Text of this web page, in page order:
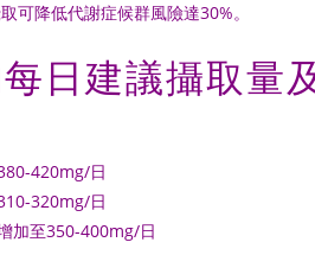
可降低代謝症候群風險達30%。
日建議攝取量
420mg/日
320mg/日
加至350-400mg/日